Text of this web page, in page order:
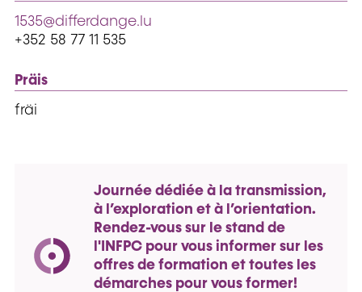
1535@differdange.lu
+352 58 77 11 535
Präis
fräi
Journée dédiée à la transmission,
à l’exploration et à l’orientation.
Rendez-vous sur le stand de
l'INFPC pour vous informer sur les
offres de formation et toutes les
démarches pour vous former!